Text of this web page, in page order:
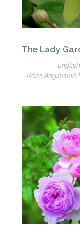
The Lady
Róże Angielskie